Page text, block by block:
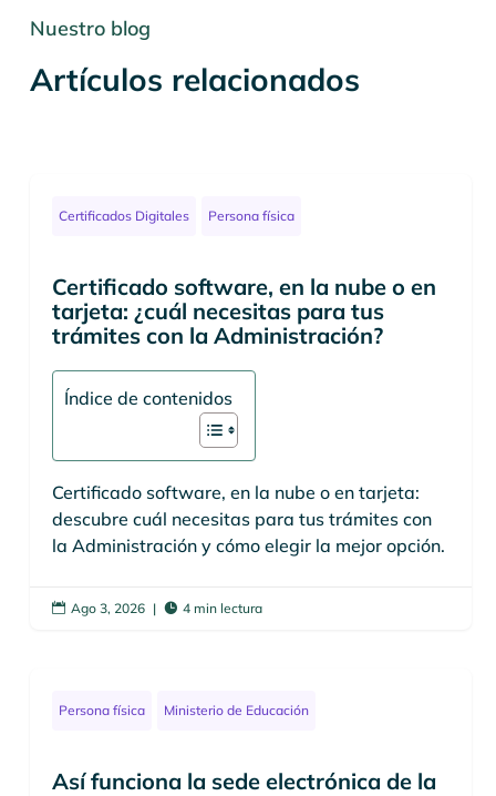
Nuestro blog
Artículos relacionados
Certificados Digitales Persona física
Certificado software, en la nube o en
tarjeta: ¿cuál necesitas para tus
trámites con la Administración?
Índice de contenidos
Certificado software, en la nube o en tarjeta:
descubre cuál necesitas para tus trámites con
la Administración y cómo elegir la mejor opción.
 Ago 3, 2026 |  4 min lectura
Persona física Ministerio de Educación
Así funciona la sede electrónica de la